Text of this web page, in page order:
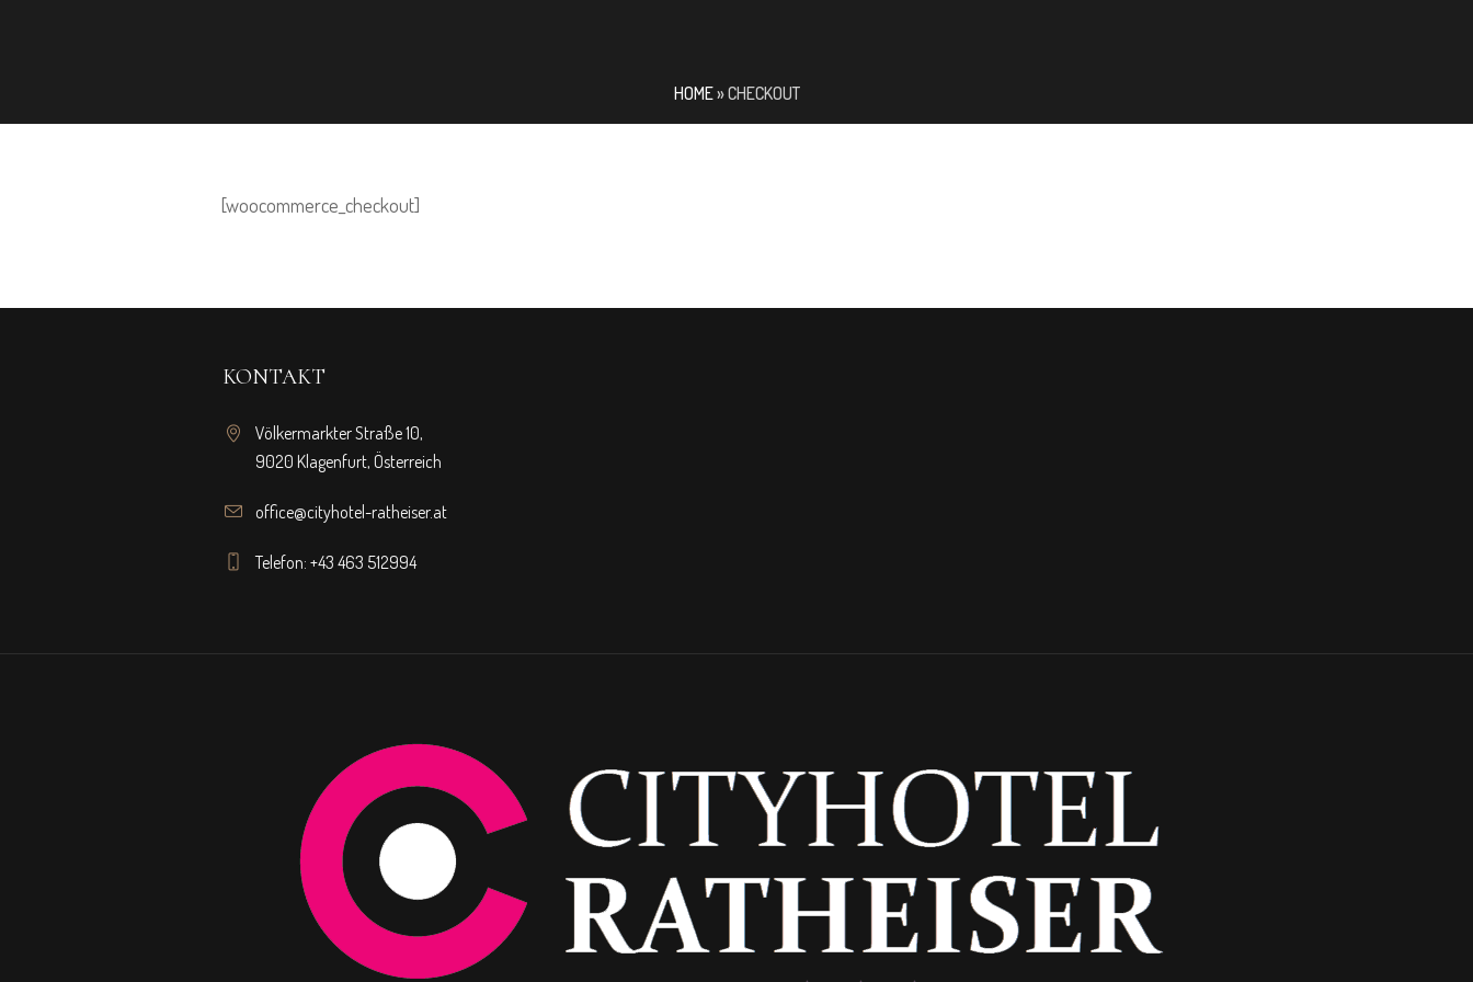
HOME»CHECKOUT
[woocommerce_checkout]
KONTAKT
Völkermarkter Straße 10,
9020 Klagenfurt, Österreich
office@cityhotel-ratheiser.at
Telefon: +43 463 512994